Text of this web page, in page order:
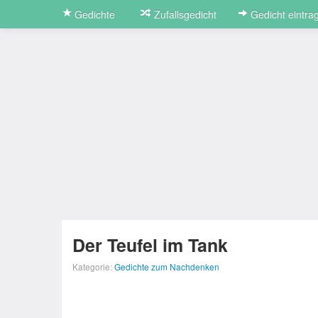
Gedichte Zufallsgedicht Gedicht
Der Teufel im Tank
Kategorie:Gedichte zum Nachdenken